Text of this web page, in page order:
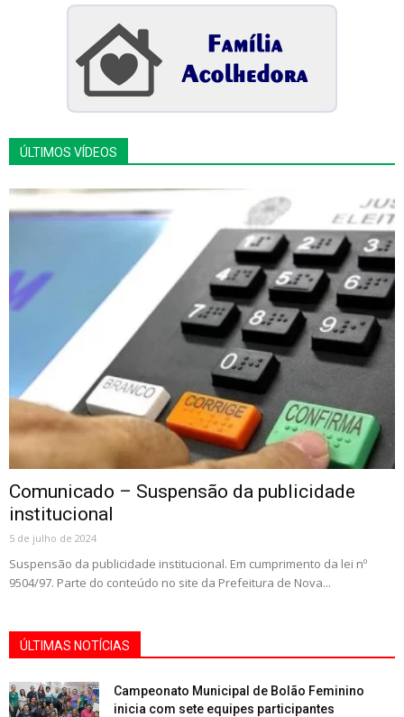
ÚLTIMOS VÍDEOS
Comunicado – Suspensão da publicidade
institucional
5 de julho de 2024
Suspensão da publicidade institucional. Em cumprimento da lei nº
9504/97. Parte do conteúdo no site da Prefeitura de Nova...
ÚLTIMAS NOTÍCIAS
Campeonato Municipal de Bolão Feminino
inicia com sete equipes participantes